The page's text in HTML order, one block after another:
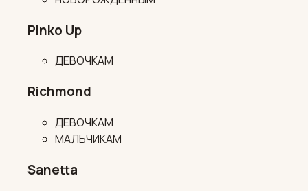
Pinko Up
ДЕВОЧКАМ
Richmond
ДЕВОЧКАМ
МАЛЬЧИКАМ
Sanetta